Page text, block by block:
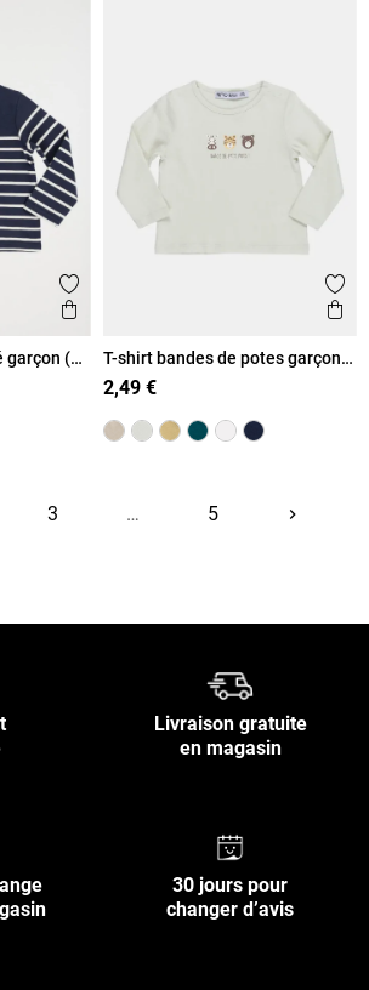
Ajouter aux favoris
Aperçu rapide
(3-
T-shirt bandes de potes garçon
(3-36M)
2,49 €
3 … 5 keyboard_arrow_rightSuivant
Livraison gratuite
en magasin
30 jours pour
changer d’avis